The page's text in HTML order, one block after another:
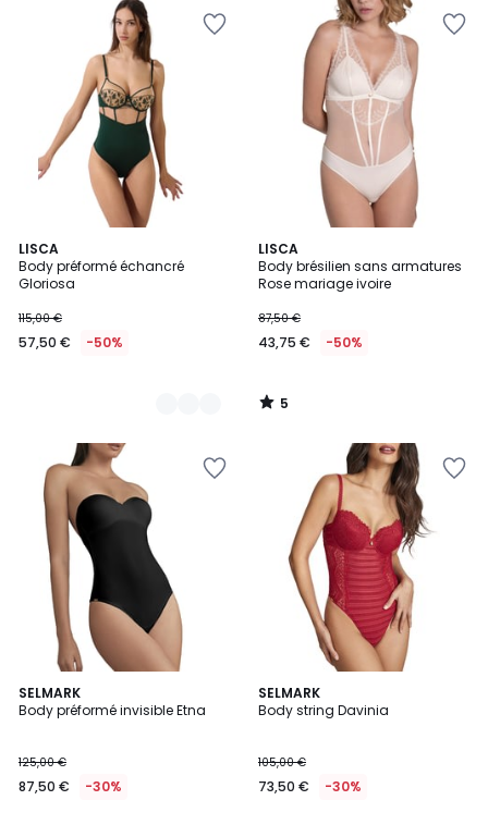
LISCA
Body préformé échancré
Gloriosa
115,00 €
57,50 € -50%
2
Couleurs
LISCA
Body brésilien sans armatures
Rose mariage ivoire
87,50 €
43,75 € -50%
5
/
5
5
/
SELMARK
Body préformé invisible Etna
125,00 €
87,50 € -30%
3
/
2
Couleurs
SELMARK
Body string Davinia
105,00 €
73,50 € -30%